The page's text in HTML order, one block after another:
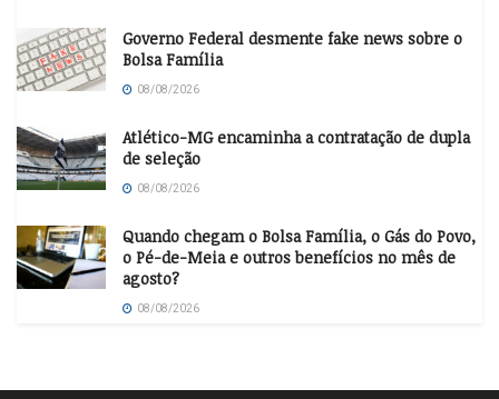
Governo Federal desmente fake news sobre o
Bolsa Família
08/08/2026
Atlético-MG encaminha a contratação de dupla
de seleção
08/08/2026
Quando chegam o Bolsa Família, o Gás do Povo,
o Pé-de-Meia e outros benefícios no mês de
agosto?
08/08/2026